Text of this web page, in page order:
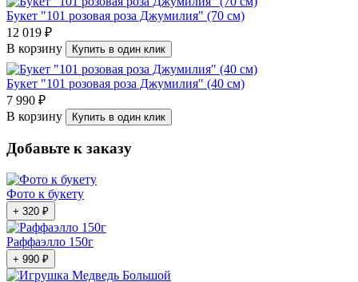
Букет "101 розовая роза Джумилия" (70 см)
12 019 ₽
В корзину
Купить в один клик
Букет "101 розовая роза Джумилия" (40 см)
7 990 ₽
В корзину
Купить в один клик
Добавьте к заказу
Фото к букету
+ 320 ₽
Раффаэлло 150г
+ 990 ₽